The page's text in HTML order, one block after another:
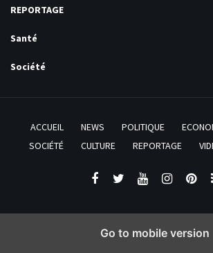
REPORTAGE
Santé
Société
ACCUEIL NEWS POLITIQUE
SOCIÉTÉ
CULTURE REPORTAGE
Go to mobile version